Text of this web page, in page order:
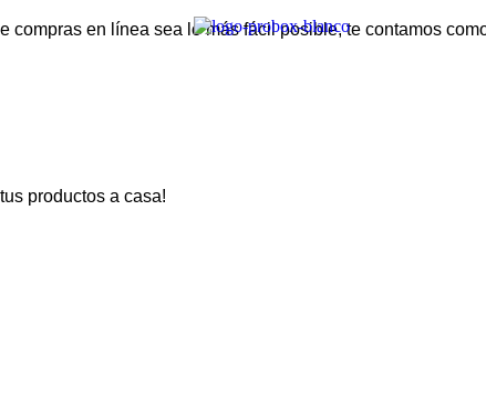
compras en línea sea lo más fácil posible, te contamos
productos a casa!